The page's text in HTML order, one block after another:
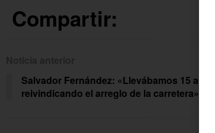
Compartir:
Salvador Fernández: «Llevábamos 15 años
reivindicando el arreglo de la carretera»